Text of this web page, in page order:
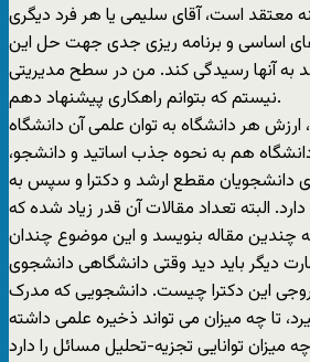
معتقد است، آقای سلیمی یا هر فرد دیگری
اساسی و برنامه ریزی جدی جهت حل این
به آنها رسیدگی کند. من در سطح مدیریتی
نیستم که بتوانم راهکاری پیشنهاد دهم.
ارزش هر دانشگاه به توان علمی آن دانشگاه
هم به نحوه جذب اساتید و دانشجو،
دانشجویان مقطع ارشد و دکترا و سپس به
البته تعداد مقالات آن قدر زیاد شده که
چندین مقاله بنویسد و این موضوع چندان
دیگر باید دید وقتی دانشگاهی دانشجوی
این دکترا چیست. دانشجویی که مدرک
تا چه میزان می تواند ذخیره علمی داشته